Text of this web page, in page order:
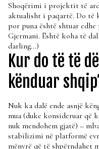
Shoqërimi i projektit të
aktualisht i paqartë. Do të
por puna është shtuar
Gjermani. Është koha të
darling…)
Kur do të të
kënduar
Nuk ka dalë ende asnjë
mua (duke konsideruar që
nuk mendohem gjatë) –
stabilizimi në platformë
mënyrë që të shpërndahet